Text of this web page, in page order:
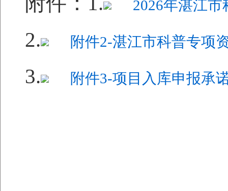
2026年湛江
2. 附件2-湛江市科普专项
3. 附件3-项目入库申报承